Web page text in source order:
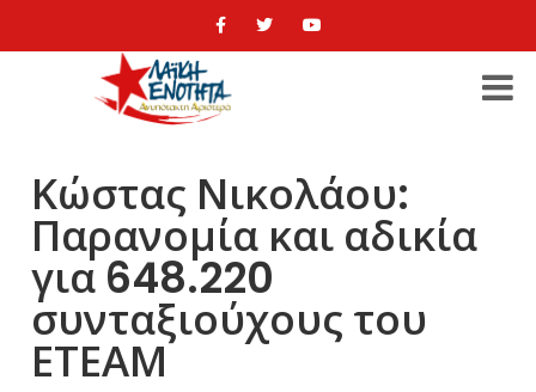
Κώστας Νικολάου:
Παρανομία και αδικία
για 648.220
συνταξιούχους του
ΕΤΕΑΜ